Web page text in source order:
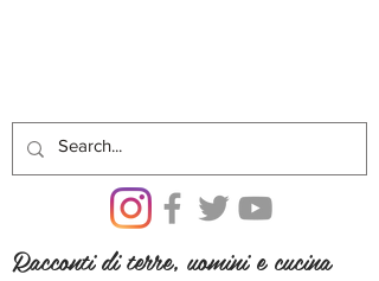
Racconti di terre, uomini e cucina